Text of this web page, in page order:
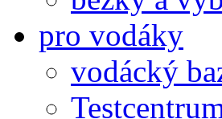
pro vodáky
vodácký